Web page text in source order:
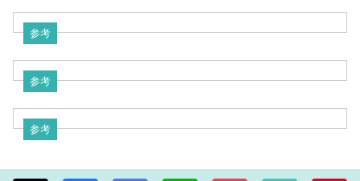
参考
参考
参考